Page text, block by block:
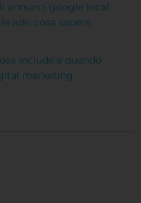
annunci google local
ads: cosa sapere
include e quando
marketing